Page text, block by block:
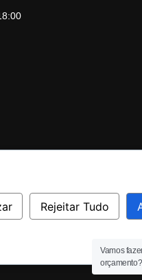
Rejeitar Tudo
Vamos
orçamento?